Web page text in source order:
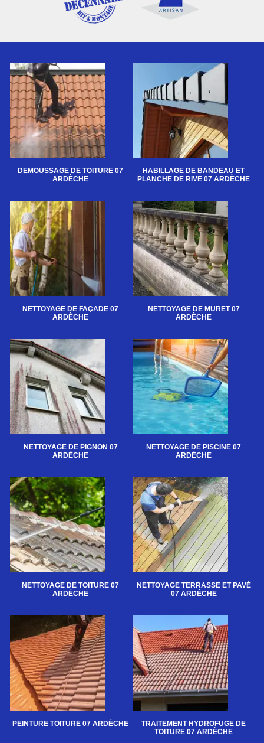
DEMOUSSAGE DE TOITURE 07
ARDÈCHE
HABILLAGE DE BANDEAU ET
PLANCHE DE RIVE 07 ARDÈCHE
NETTOYAGE DE FAÇADE 07
ARDÈCHE
NETTOYAGE DE MURET 07
ARDÈCHE
NETTOYAGE DE PIGNON 07
ARDÈCHE
NETTOYAGE DE PISCINE 07
ARDÈCHE
NETTOYAGE DE TOITURE 07
ARDÈCHE
NETTOYAGE TERRASSE ET PAVÉ
07 ARDÈCHE
PEINTURE TOITURE 07 ARDÈCHE
TRAITEMENT HYDROFUGE DE
TOITURE 07 ARDÈCHE